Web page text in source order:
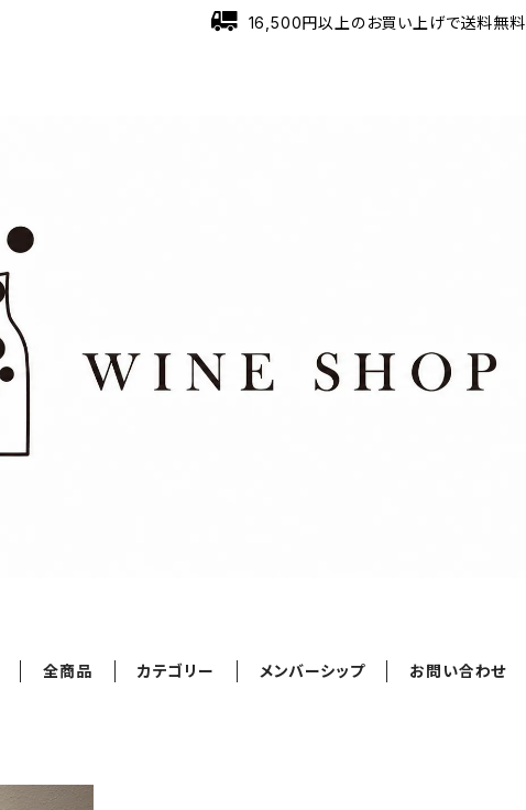
16,500円以上のお買い上げで送料無料
全商品 カテゴリー メンバーシップ お問い合わせ